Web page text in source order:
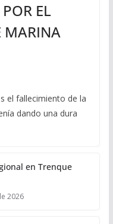
EL
MARINA
el fallecimiento de la
dando una dura
en Trenque
2026